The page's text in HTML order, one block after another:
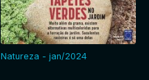
Natureza - jan/2024